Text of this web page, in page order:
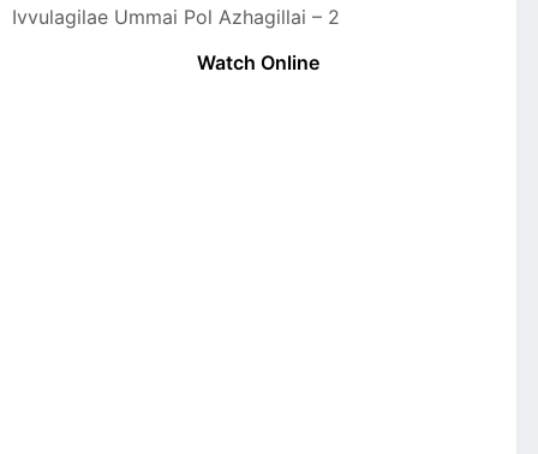
Ivvulagilae Ummai Pol Azhagillai – 2
Watch Online